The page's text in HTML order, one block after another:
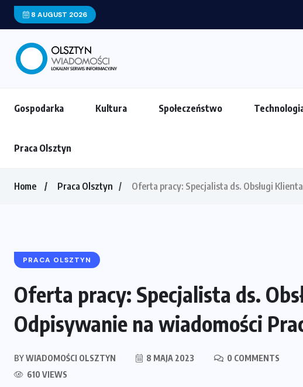
8 AUGUST 2026
Gospodarka Kultura Społeczeństwo
Praca Olsztyn
Home Praca Olsztyn Oferta pracy: Specjalista ds. Obsługi
PRACA OLSZTYN
Oferta pracy: Specjalista ds.
Odpisywanie na wiadomości
BYWIADOMOŚCI OLSZTYN 8 MAJA 2023
0 COMMENTS
610 VIEWS